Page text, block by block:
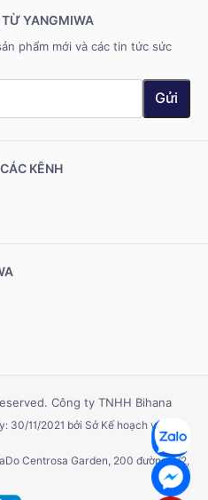
TỪ YANGMIWA
phẩm mới và các tin tức sức
Gửi
KÊNH
Công ty TNHH Bihana
30/11/2021 bởi Sở Kế hoạch và Đầu
Centrosa Garden, 200 đường 3/2,